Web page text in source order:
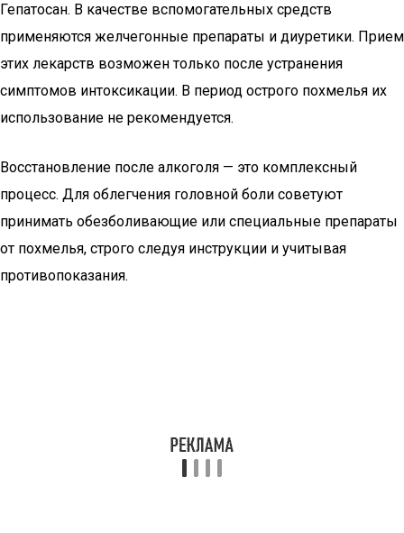
Гепатосан. В качестве вспомогательных средств
применяются желчегонные препараты и диуретики. Прием
этих лекарств возможен только после устранения
симптомов интоксикации. В период острого похмелья их
использование не рекомендуется.
Восстановление после алкоголя — это комплексный
процесс. Для облегчения головной боли советуют
принимать обезболивающие или специальные препараты
от похмелья, строго следуя инструкции и учитывая
противопоказания.